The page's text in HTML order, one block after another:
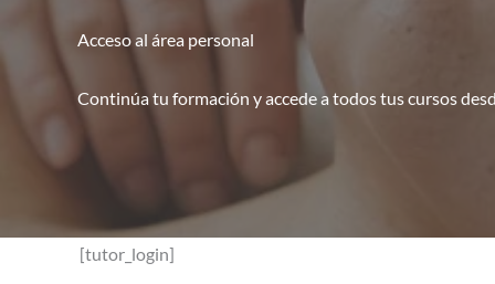
Acceso al área personal
Continúa tu formación y accede a todos tus cursos
[tutor_login]